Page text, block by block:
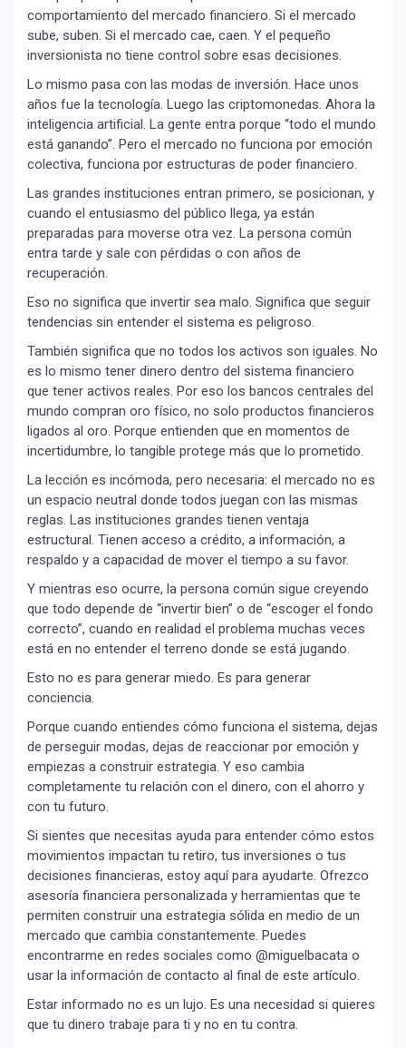
¡Suscríbete y Vive la
Experiencia!
Suscribír
comportamiento del mercado financiero. Si el mercado
sube, suben. Si el mercado cae, caen. Y el pequeño
inversionista no tiene control sobre esas decisiones.
Lo mismo pasa con las modas de inversión. Hace unos
años fue la tecnología. Luego las criptomonedas. Ahora la
inteligencia artificial. La gente entra porque “todo el mundo
está ganando”. Pero el mercado no funciona por emoción
colectiva, funciona por estructuras de poder financiero.
Las grandes instituciones entran primero, se posicionan, y
cuando el entusiasmo del público llega, ya están
preparadas para moverse otra vez. La persona común
entra tarde y sale con pérdidas o con años de
recuperación.
Eso no significa que invertir sea malo. Significa que seguir
tendencias sin entender el sistema es peligroso.
También significa que no todos los activos son iguales. No
es lo mismo tener dinero dentro del sistema financiero
que tener activos reales. Por eso los bancos centrales del
mundo compran oro físico, no solo productos financieros
ligados al oro. Porque entienden que en momentos de
incertidumbre, lo tangible protege más que lo prometido.
La lección es incómoda, pero necesaria: el mercado no es
un espacio neutral donde todos juegan con las mismas
reglas. Las instituciones grandes tienen ventaja
estructural. Tienen acceso a crédito, a información, a
respaldo y a capacidad de mover el tiempo a su favor.
Y mientras eso ocurre, la persona común sigue creyendo
que todo depende de “invertir bien” o de “escoger el fondo
correcto”, cuando en realidad el problema muchas veces
está en no entender el terreno donde se está jugando.
Esto no es para generar miedo. Es para generar
conciencia.
Porque cuando entiendes cómo funciona el sistema, dejas
de perseguir modas, dejas de reaccionar por emoción y
empiezas a construir estrategia. Y eso cambia
completamente tu relación con el dinero, con el ahorro y
con tu futuro.
Si sientes que necesitas ayuda para entender cómo estos
movimientos impactan tu retiro, tus inversiones o tus
decisiones financieras, estoy aquí para ayudarte. Ofrezco
asesoría financiera personalizada y herramientas que te
permiten construir una estrategia sólida en medio de un
mercado que cambia constantemente. Puedes
encontrarme en redes sociales como @miguelbacata o
usar la información de contacto al final de este artículo.
Estar informado no es un lujo. Es una necesidad si quieres
que tu dinero trabaje para ti y no en tu contra.